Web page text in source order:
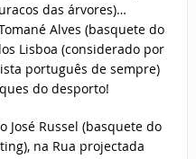
das árvores)…
Alves (basquete do
Lisboa (considerado por
português de sempre)
do desporto!
José Russel (basquete do
na Rua projectada